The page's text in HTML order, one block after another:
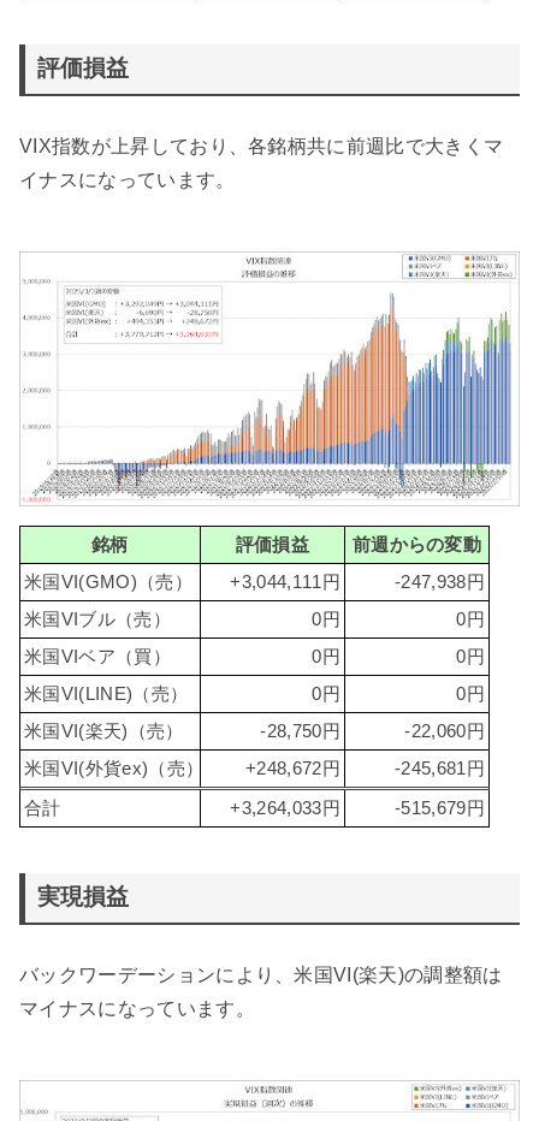
評価損益
VIX指数が上昇しており、各銘柄共に前週比で大きくマ
イナスになっています。
銘柄 評価損益
前週からの変動
米国VI(GMO)（売）
+3,044,111円
-247,938円
米国VIブル（売）
0円
0円
米国VIベア（買）
0円
0円
米国VI(LINE)（売）
0円
0円
米国VI(楽天)（売）
-28,750円
-22,060円
米国VI(外貨ex)（売）
+248,672円 -245,681円
合計 +3,264,033円 -515,679円
実現損益
バックワーデーションにより、米国VI(楽天)の調整額は
マイナスになっています。